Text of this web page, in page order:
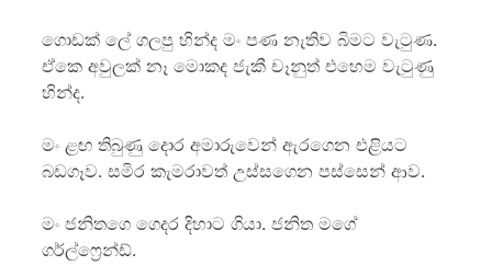
ගොඩක් ලේ ගලපු හින්ද මං පණ නැතිව බිමට වැටුණ.
ඒකෙ අවුලක් නෑ මොකද ජැකී චෑනුත් එහෙම වැටුණු
හින්ද.
මං ළඟ තිබුණු දොර අමාරුවෙන් ඇරගෙන එළියට
බඩගෑව. සමිර කැමරාවත් උස්සගෙන පස්සෙන් ආව.
මං ජනිතගෙ ගෙදර දිහාට ගියා. ජනිත මගේ
ගර්ල්ෆ්‍රෙන්ඩ්.